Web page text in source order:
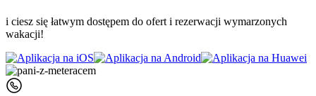
i ciesz się łatwym dostępem do ofert i rezerwacji wymarzonych
wakacji!